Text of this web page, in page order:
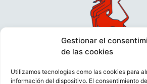
Gestionar el
de las cookies
Utilizamos tecnologías como las cookies para
información del dispositivo. El consentimiento